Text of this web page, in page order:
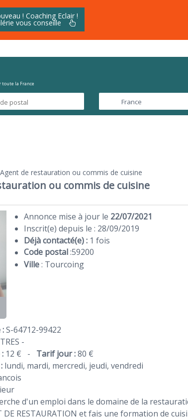
! Coaching Eclair !
vous conseille
toute la France
Agent de restauration ou commis de cuisine
ou commis de cuisine
Annonce mise à jour le 22/07/2021
Inscrit(e) depuis le : 28/09/2019
Déjà contacté(e) : 1 fois
Code postal:59200
Ville: Tourcoing
S-64712-99422
-
12 € - Tarif jour :80 €
lundi, mardi, mercredi, jeudi, vendredi
d'un emploi dans le domaine de la
RESTAURATION et fais une formation de